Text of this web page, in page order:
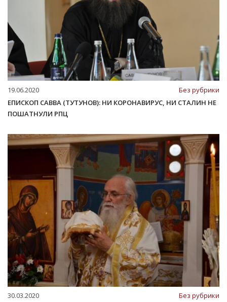
19.06.2020
Без рубрики
ЕПИСКОП САВВА (ТУТУНОВ): НИ КОРОНАВИРУС, НИ СТАЛИН НЕ
ПОШАТНУЛИ РПЦ
30.03.2020
Без рубрики